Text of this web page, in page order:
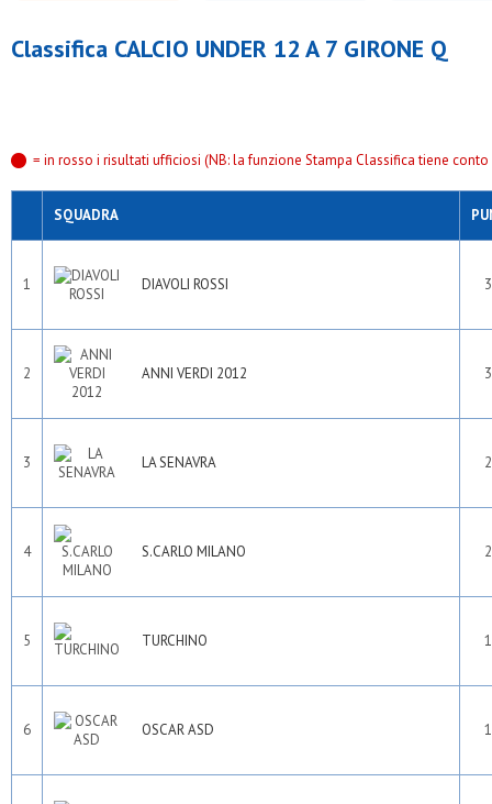
Classifica CALCIO UNDER 12 A 7 GIRONE Q
= in rosso i risultati ufficiosi (NB: la funzione Stampa Classifica tiene
SQUADRA
1 DIAVOLI ROSSI
2 ANNI VERDI 2012
3 LA SENAVRA
4 S.CARLO MILANO
5 TURCHINO
6 OSCAR ASD